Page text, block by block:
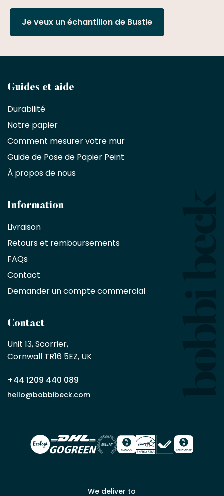
Je veux un échantillon de Bustle
Devenez
partenaire
commercial
Décorateurs
d'intérieur,
designers
architectes
d'une
exclusive
de
%
sur
sans
minimum
en
partenaire
commercial
Demander
un compte
Guides et aide
Durabilité
Notre papier
Comment mesurer votre mur
Guide de Pose de Papier Peint
À propos de nous
Information
Livraison
Retours et remboursements
FAQs
Contact
Demander un compte commercial
Contact
Unit 13, Scorrier,
Cornwall TR16 5EZ, UK
+44 1209 440 089
hello@bobbibeck.com
We deliver to